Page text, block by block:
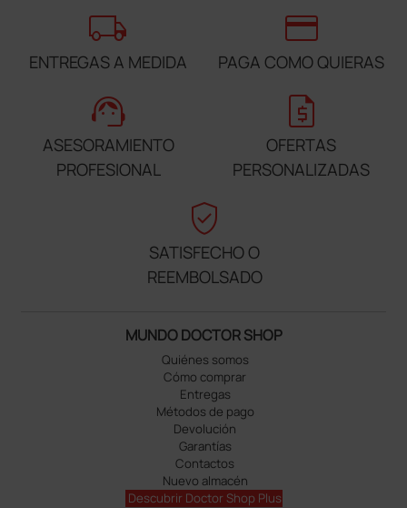
local_shipping
ENTREGAS A MEDIDA
credit_card
PAGA COMO QUIERAS
support_agent
ASESORAMIENTO
PROFESIONAL
request_quote
OFERTAS
PERSONALIZADAS
verified_user
SATISFECHO O
REEMBOLSADO
MUNDO DOCTOR SHOP
Quiénes somos
Cómo comprar
Entregas
Métodos de pago
Devolución
Garantías
Contactos
Nuevo almacén
Descubrir Doctor Shop Plus